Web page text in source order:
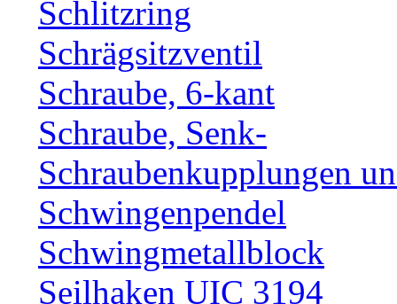
Schlitzring
Schrägsitzventil
Schraube, 6-kant
Schraube, Senk-
Schraubenkupplungen
Schwingenpendel
Schwingmetallblock
Seilhaken UIC 3194